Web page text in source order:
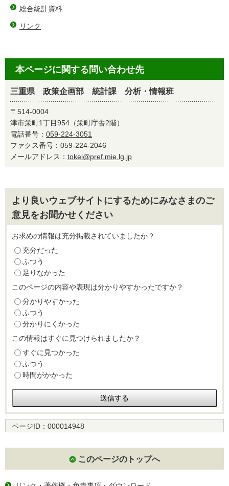
総合統計資料
リンク
本ページに関する問い合わせ先
三重県 政策企画部 統計課 分析・情報班
〒514-0004
津市栄町1丁目954（栄町庁舎2階）
電話番号： 059-224-3051
ファクス番号：059-224-2046
メールアドレス： tokei@pref.mie.lg.jp
より良いウェブサイトにするためにみなさまのご
意見をお聞かせください
お求めの情報は充分掲載されていましたか？
充分だった
ふつう
足りなかった
このページの内容や表現は分かりやすかったですか？
分かりやすかった
ふつう
分かりにくかった
この情報はすぐに見つけられましたか？
すぐに見つかった
ふつう
時間がかかった
ページID： 000014948
このページのトップへ